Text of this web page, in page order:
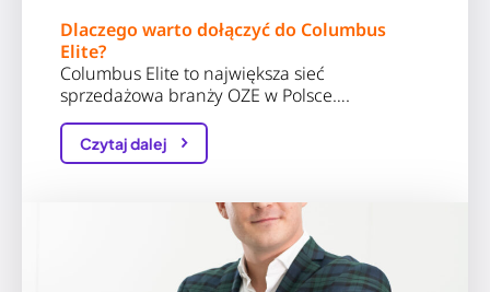
Dlaczego warto dołączyć do Columbus
Elite?
Columbus Elite to największa sieć
sprzedażowa branży OZE w Polsce….
Czytaj dalej